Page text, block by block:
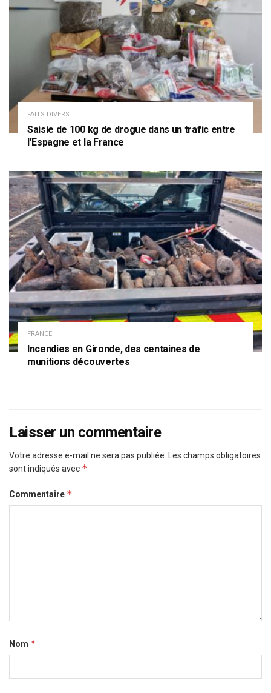
FAITS DIVERS
Saisie de 100 kg de drogue dans un trafic entre
l’Espagne et la France
FRANCE
Incendies en Gironde, des centaines de
munitions découvertes
Laisser un commentaire
Votre adresse e-mail ne sera pas publiée. Les champs obligatoires
sont indiqués avec *
Commentaire *
Nom *